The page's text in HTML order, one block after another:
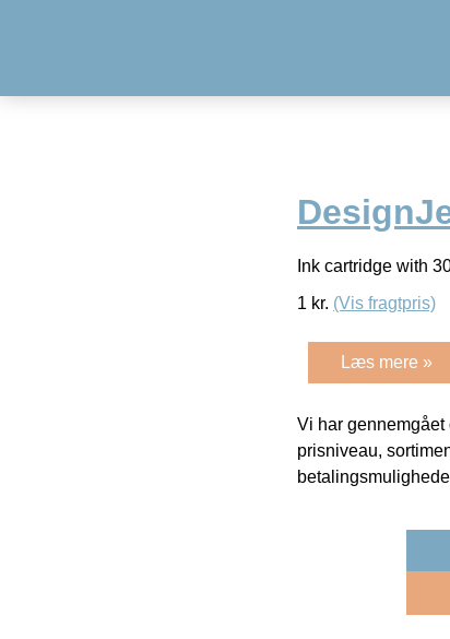
Ink cartridge with
1 kr. (Vis fragtpris)
Læs mere »
Vi har
prisniveau,